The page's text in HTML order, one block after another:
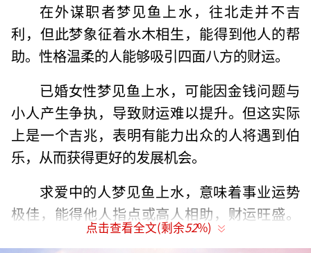
在外谋职者梦见鱼上水，往北走并不吉
利，但此梦象征着水木相生，能得到他人的帮
助。性格温柔的人能够吸引四面八方的财运。
已婚女性梦见鱼上水，可能因金钱问题与
小人产生争执，导致财运难以提升。但这实际
上是一个吉兆，表明有能力出众的人将遇到伯
乐，从而获得更好的发展机会。
求爱中的人梦见鱼上水，意味着事业运势
极佳，能得他人指点或高人相助，财运旺盛。
在做决定时应该多听取别人的意见，避免自作
点击查看全文(剩余52%)